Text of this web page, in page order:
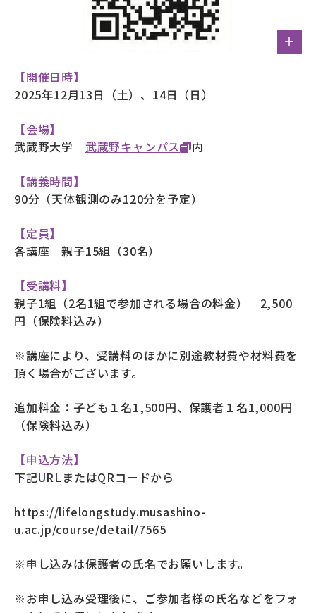
【開催日時】
2025年12月13日（土）、14日（日）
【会場】
武蔵野大学 武蔵野キャンパス 内
【講義時間】
90分（天体観測のみ120分を予定）
【定員】
各講座 親子15組（30名）
【受講料】
親子1組（2名1組で参加される場合の料金） 2,500
円（保険料込み）
※講座により、受講料のほかに別途教材費や材料費を
頂く場合がございます。
追加料金：子ども１名1,500円、保護者１名1,000円
（保険料込み）
【申込方法】
下記URLまたはQRコードから
https://lifelongstudy.musashino-
u.ac.jp/course/detail/7565
※申し込みは保護者の氏名でお願いします。
※お申し込み受理後に、ご参加者様の氏名などをフォ